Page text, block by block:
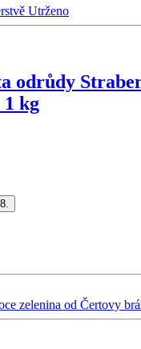
Utrženo
odrůdy
1 kg
zelenina od Čertovy